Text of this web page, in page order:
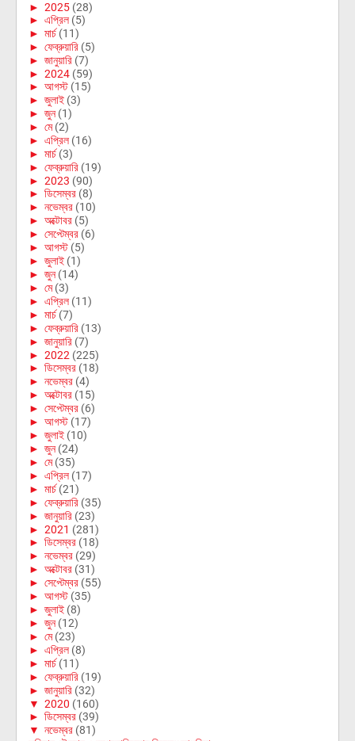
► 2025 (28)
► এপ্রিল (5)
► মার্চ (11)
► ফেব্রুয়ারি (5)
► জানুয়ারি (7)
► 2024 (59)
► আগস্ট (15)
► জুলাই (3)
► জুন (1)
► মে (2)
► এপ্রিল (16)
► মার্চ (3)
► ফেব্রুয়ারি (19)
► 2023 (90)
► ডিসেম্বর (8)
► নভেম্বর (10)
► অক্টোবর (5)
► সেপ্টেম্বর (6)
► আগস্ট (5)
► জুলাই (1)
► জুন (14)
► মে (3)
► এপ্রিল (11)
► মার্চ (7)
► ফেব্রুয়ারি (13)
► জানুয়ারি (7)
► 2022 (225)
► ডিসেম্বর (18)
► নভেম্বর (4)
► অক্টোবর (15)
► সেপ্টেম্বর (6)
► আগস্ট (17)
► জুলাই (10)
► জুন (24)
► মে (35)
► এপ্রিল (17)
► মার্চ (21)
► ফেব্রুয়ারি (35)
► জানুয়ারি (23)
► 2021 (281)
► ডিসেম্বর (18)
► নভেম্বর (29)
► অক্টোবর (31)
► সেপ্টেম্বর (55)
► আগস্ট (35)
► জুলাই (8)
► জুন (12)
► মে (23)
► এপ্রিল (8)
► মার্চ (11)
► ফেব্রুয়ারি (19)
► জানুয়ারি (32)
▼ 2020 (160)
► ডিসেম্বর (39)
▼ নভেম্বর (81)